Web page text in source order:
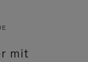
mit